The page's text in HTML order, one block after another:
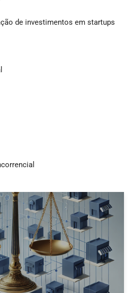
de investimentos em startups